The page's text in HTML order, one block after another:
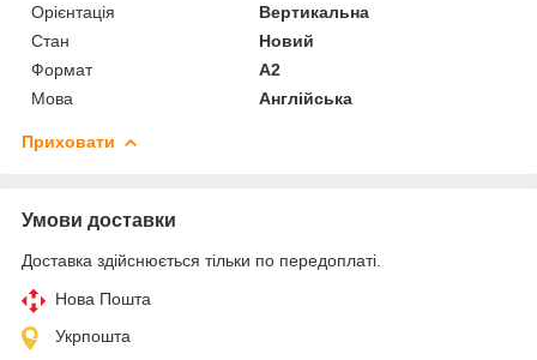
Орієнтація
Вертикальна
Стан
Новий
Формат
A2
Мова
Англійська
Приховати
Умови доставки
Доставка здійснюється тільки по передоплаті.
Нова Пошта
Укрпошта